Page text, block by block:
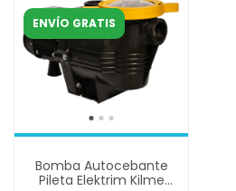
ENVÍO GRATIS
Bomba Autocebante
Pileta Elektrim Kilme